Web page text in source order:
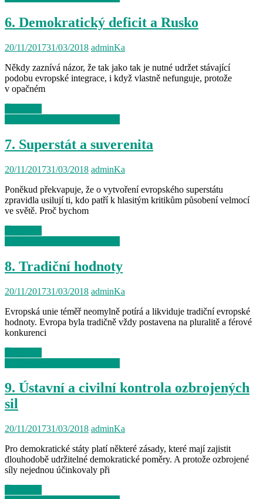
6. Demokratický deficit a Rusko
20/11/201731/03/2018 adminKa
Někdy zaznívá názor, že tak jako tak je nutné udržet stávající
podobu evropské integrace, i když vlastně nefunguje, protože
v opačném
7. Superstát a suverenita
20/11/201731/03/2018 adminKa
Poněkud překvapuje, že o vytvoření evropského superstátu
zpravidla usilují ti, kdo patří k hlasitým kritikům působení velmocí
ve světě. Proč bychom
8. Tradiční hodnoty
20/11/201731/03/2018 adminKa
Evropská unie téměř neomylně potírá a likviduje tradiční evropské
hodnoty. Evropa byla tradičně vždy postavena na pluralitě a férové
konkurenci
9. Ústavní a civilní kontrola ozbrojených
sil
20/11/201731/03/2018 adminKa
Pro demokratické státy platí některé zásady, které mají zajistit
dlouhodobě udržitelné demokratické poměry. A protože ozbrojené
síly nejednou účinkovaly při